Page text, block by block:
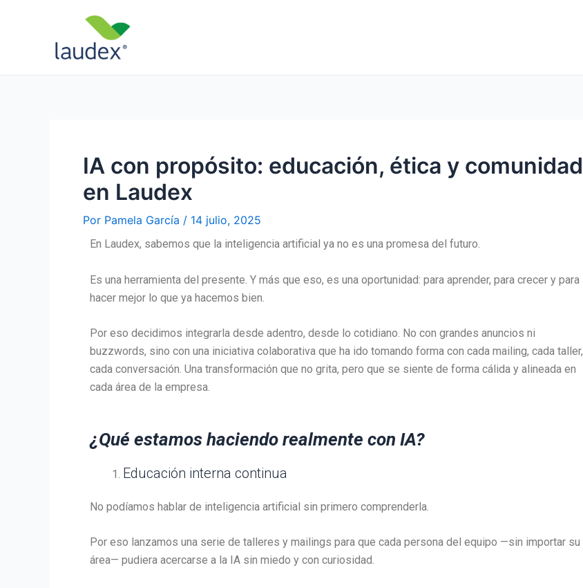
IA con propósito: educación, ética y comunidad
en Laudex
Por Pamela García / 14 julio, 2025
En Laudex, sabemos que la inteligencia artificial ya no es una promesa del futuro.
Es una herramienta del presente. Y más que eso, es una oportunidad: para aprender, para crecer y para
hacer mejor lo que ya hacemos bien.
Por eso decidimos integrarla desde adentro, desde lo cotidiano. No con grandes anuncios ni
buzzwords, sino con una iniciativa colaborativa que ha ido tomando forma con cada mailing, cada taller,
cada conversación. Una transformación que no grita, pero que se siente de forma cálida y alineada en
cada área de la empresa.
¿Qué estamos haciendo realmente con IA?
Educación interna continua
No podíamos hablar de inteligencia artificial sin primero comprenderla.
Por eso lanzamos una serie de talleres y mailings para que cada persona del equipo —sin importar su
área— pudiera acercarse a la IA sin miedo y con curiosidad.
entradas